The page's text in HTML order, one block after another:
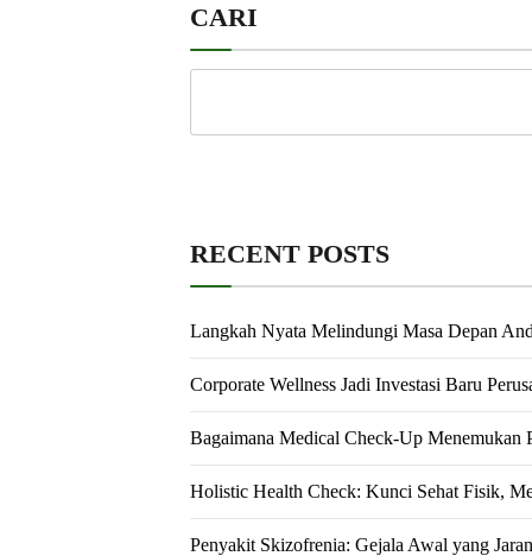
CARI
RECENT POSTS
Langkah Nyata Melindungi Masa Depan
Corporate Wellness Jadi Investasi Baru
Bagaimana Medical Check-Up Menemukan
Holistic Health Check: Kunci Sehat Fisik,
Penyakit Skizofrenia: Gejala Awal yang